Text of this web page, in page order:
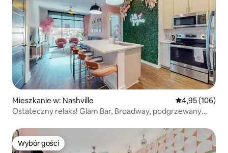
Mieszkanie w: Nashville Średnia
4,95 (106)
Ostateczny relaks! Glam Bar, Broadway, podgrzewany
Wybór gości
Wybór gości